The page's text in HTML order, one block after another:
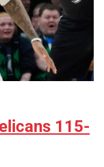
115-